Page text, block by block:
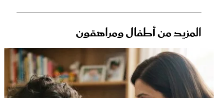
المزيد من أطفال ومراهقون